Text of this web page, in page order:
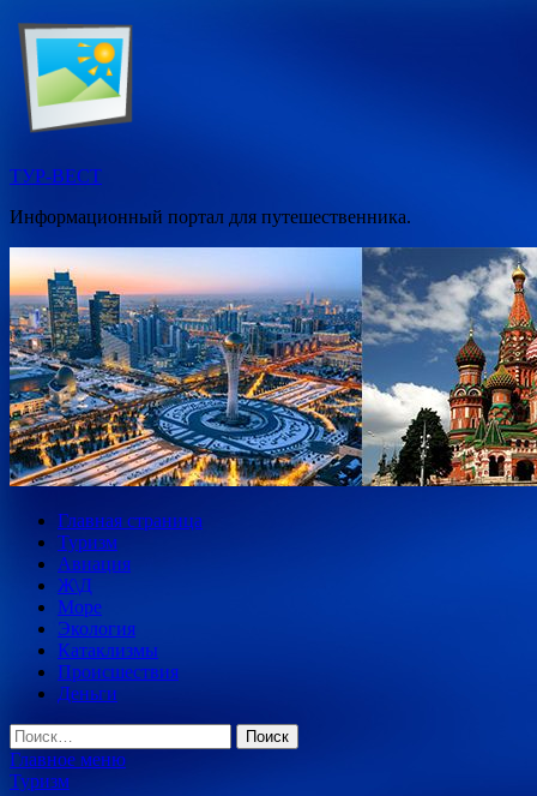
Перейти
содержимому
ТУР-ВЕСТ
Информационный портал для путешественника.
Главная страница
Туризм
Авиация
Ж\Д
Море
Экология
Катаклизмы
Происшествия
Деньги
Найти:
Главное меню
Туризм